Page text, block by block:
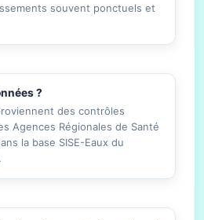
souvent ponctuels et
?
des contrôles
Agences Régionales de Santé
la base SISE-Eaux du